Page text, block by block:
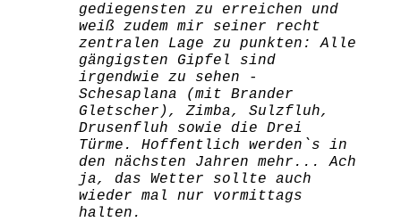
gediegensten zu erreichen und
weiß zudem mir seiner recht
zentralen Lage zu punkten: Alle
gängigsten Gipfel sind
irgendwie zu sehen -
Schesaplana (mit Brander
Gletscher), Zimba, Sulzfluh,
Drusenfluh sowie die Drei
Türme. Hoffentlich werden`s in
den nächsten Jahren mehr... Ach
ja, das Wetter sollte auch
wieder mal nur vormittags
halten.